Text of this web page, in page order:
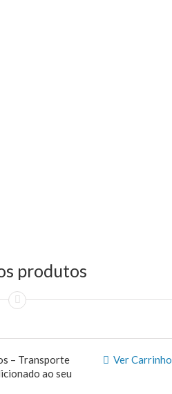
produtos
Ver Carrinho
– Transporte
ao seu